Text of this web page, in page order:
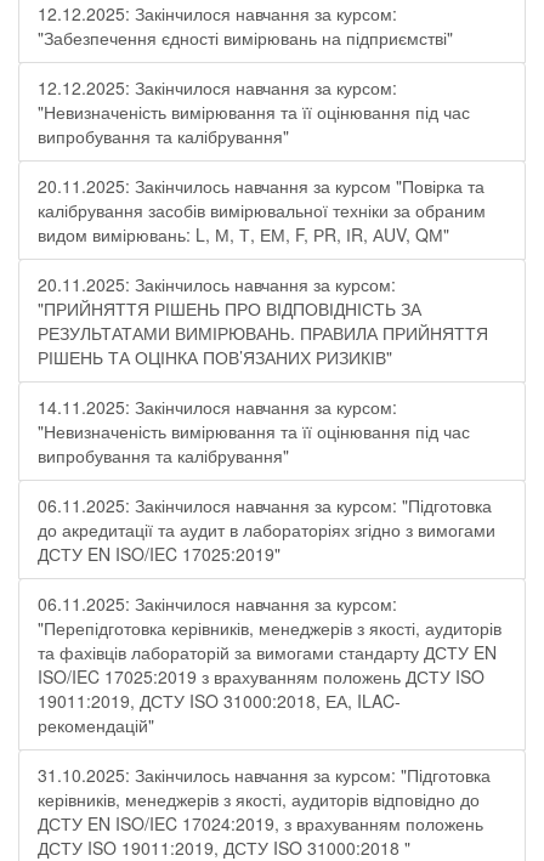
12.12.2025: Закінчилося навчання за курсом:
"Забезпечення єдності вимірювань на підприємстві"
12.12.2025: Закінчилося навчання за курсом:
"Невизначеність вимірювання та її оцінювання під час
випробування та калібрування"
20.11.2025: Закінчилось навчання за курсом "Повірка та
калібрування засобів вимірювальної техніки за обраним
видом вимірювань: L, М, Т, ЕМ, F, РR, ІR, АUV, QМ"
20.11.2025: Закінчилось навчання за курсом:
"ПРИЙНЯТТЯ РІШЕНЬ ПРО ВІДПОВІДНІСТЬ ЗА
РЕЗУЛЬТАТАМИ ВИМІРЮВАНЬ. ПРАВИЛА ПРИЙНЯТТЯ
РІШЕНЬ ТА ОЦІНКА ПОВ’ЯЗАНИХ РИЗИКІВ"
14.11.2025: Закінчилося навчання за курсом:
"Невизначеність вимірювання та її оцінювання під час
випробування та калібрування"
06.11.2025: Закінчилося навчання за курсом: "Підготовка
до акредитації та аудит в лабораторіях згідно з вимогами
ДСТУ EN ISO/IEC 17025:2019"
06.11.2025: Закінчилося навчання за курсом:
"Перепідготовка керівників, менеджерів з якості, аудиторів
та фахівців лабораторій за вимогами стандарту ДСТУ EN
ISO/IEC 17025:2019 з врахуванням положень ДСТУ ISO
19011:2019, ДСТУ ISO 31000:2018, ЕА, ILAC-
рекомендацій"
31.10.2025: Закінчилось навчання за курсом: "Підготовка
керівників, менеджерів з якості, аудиторів відповідно до
ДСТУ EN ISO/IEC 17024:2019, з врахуванням положень
ДСТУ ISO 19011:2019, ДСТУ ISO 31000:2018 "